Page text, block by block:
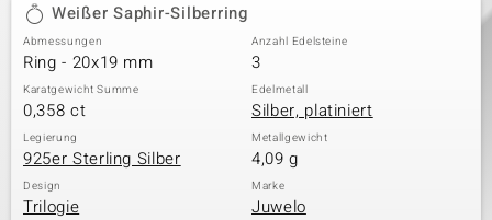
Classics
Weißer Saphir-Silberring
Abmessungen
Ring - 20x19 mm
Anzahl Edelsteine
3
Karatgewicht Summe
0,358 ct
Edelmetall
Silber, platiniert
Legierung
925er Sterling Silber
Metallgewicht
4,09 g
Design
Trilogie
Marke
Juwelo